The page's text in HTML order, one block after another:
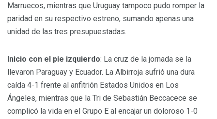
Marruecos, mientras que Uruguay tampoco pudo romper la
paridad en su respectivo estreno, sumando apenas una
unidad de las tres presupuestadas.
Inicio con el pie izquierdo: La cruz de la jornada se la
llevaron Paraguay y Ecuador. La Albirroja sufrió una dura
caída 4-1 frente al anfitrión Estados Unidos en Los
Ángeles, mientras que la Tri de Sebastián Beccacece se
complicó la vida en el Grupo E al encajar un doloroso 1-0